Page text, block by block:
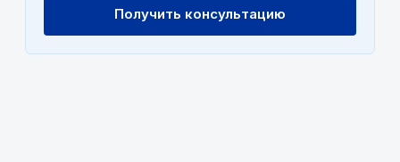
Получить консультацию